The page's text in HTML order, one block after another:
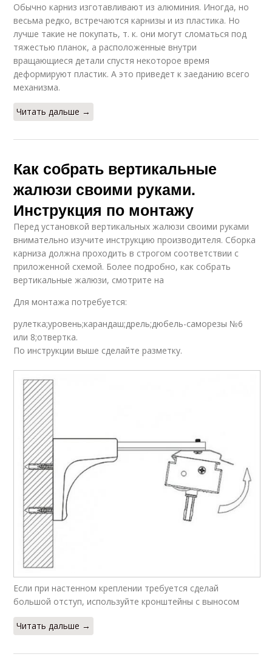
Обычно карниз изготавливают из алюминия. Иногда, но
весьма редко, встречаются карнизы и из пластика. Но
лучше такие не покупать, т. к. они могут сломаться под
тяжестью планок, а расположенные внутри
вращающиеся детали спустя некоторое время
деформируют пластик. А это приведет к заеданию всего
механизма.
Читать дальше →
Как собрать вертикальные
жалюзи своими руками.
Инструкция по монтажу
Перед установкой вертикальных жалюзи своими руками
внимательно изучите инструкцию производителя. Сборка
карниза должна проходить в строгом соответствии с
приложенной схемой. Более подробно, как собрать
вертикальные жалюзи, смотрите на
Для монтажа потребуется:
рулетка;уровень;карандаш;дрель;дюбель-саморезы №6
или 8;отвертка.
По инструкции выше сделайте разметку.
Если при настенном креплении требуется сделай
большой отступ, используйте кронштейны с выносом
Читать дальше →